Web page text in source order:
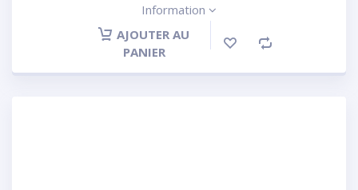
Information
AJOUTER AU
PANIER